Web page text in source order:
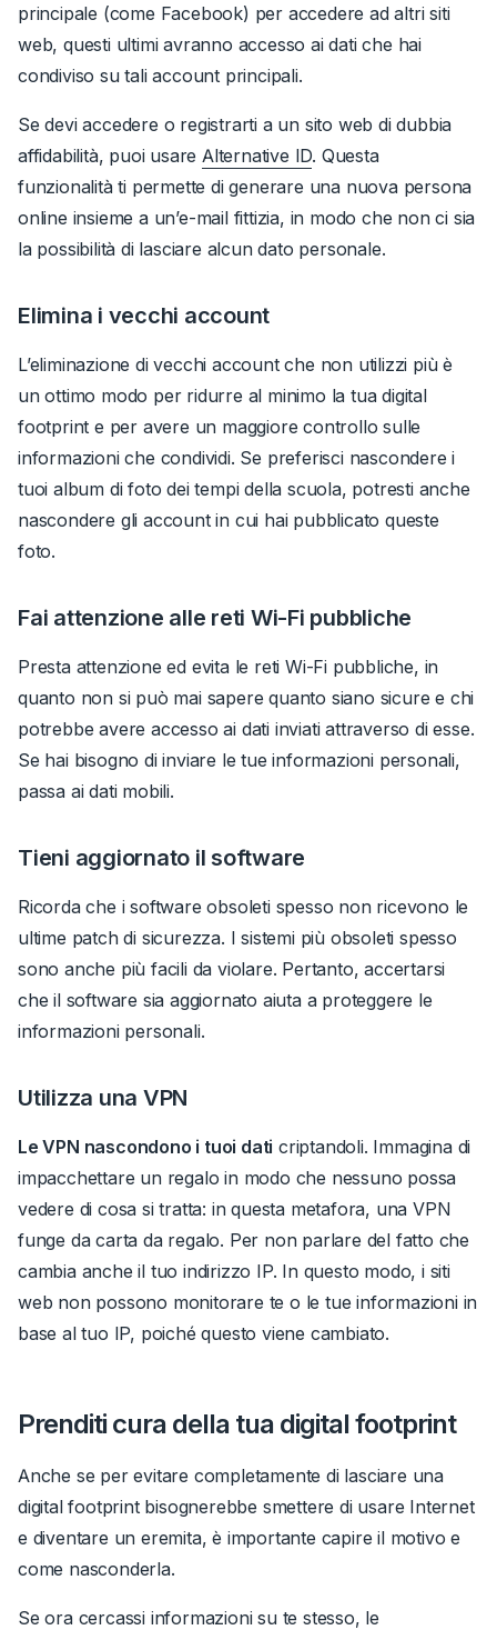
principale (come Facebook) per accedere ad altri siti
web, questi ultimi avranno accesso ai dati che hai
condiviso su tali account principali.
Se devi accedere o registrarti a un sito web di dubbia
affidabilità, puoi usare Alternative ID. Questa
funzionalità ti permette di generare una nuova persona
online insieme a un’e-mail fittizia, in modo che non ci sia
la possibilità di lasciare alcun dato personale.
Elimina i vecchi account
L’eliminazione di vecchi account che non utilizzi più è
un ottimo modo per ridurre al minimo la tua digital
footprint e per avere un maggiore controllo sulle
informazioni che condividi. Se preferisci nascondere i
tuoi album di foto dei tempi della scuola, potresti anche
nascondere gli account in cui hai pubblicato queste
foto.
Fai attenzione alle reti Wi-Fi pubbliche
Presta attenzione ed evita le reti Wi-Fi pubbliche, in
quanto non si può mai sapere quanto siano sicure e chi
potrebbe avere accesso ai dati inviati attraverso di esse.
Se hai bisogno di inviare le tue informazioni personali,
passa ai dati mobili.
Tieni aggiornato il software
Ricorda che i software obsoleti spesso non ricevono le
ultime patch di sicurezza. I sistemi più obsoleti spesso
sono anche più facili da violare. Pertanto, accertarsi
che il software sia aggiornato aiuta a proteggere le
informazioni personali.
Utilizza una VPN
Le VPN nascondono i tuoi dati criptandoli. Immagina di
impacchettare un regalo in modo che nessuno possa
vedere di cosa si tratta: in questa metafora, una VPN
funge da carta da regalo. Per non parlare del fatto che
cambia anche il tuo indirizzo IP. In questo modo, i siti
web non possono monitorare te o le tue informazioni in
base al tuo IP, poiché questo viene cambiato.
Prenditi cura della tua digital footprint
Anche se per evitare completamente di lasciare una
digital footprint bisognerebbe smettere di usare Internet
e diventare un eremita, è importante capire il motivo e
come nasconderla.
Se ora cercassi informazioni su te stesso, le